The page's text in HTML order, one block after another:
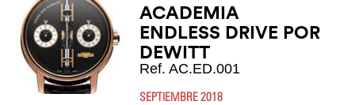
ACADEMIA
ENDLESS DRIVE POR
DEWITT
Ref. AC.ED.001
SEPTIEMBRE 2018